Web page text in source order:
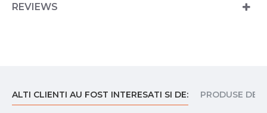
REVIEWS
ALTI CLIENTI AU FOST INTERESATI SI DE: PRODUSE DE